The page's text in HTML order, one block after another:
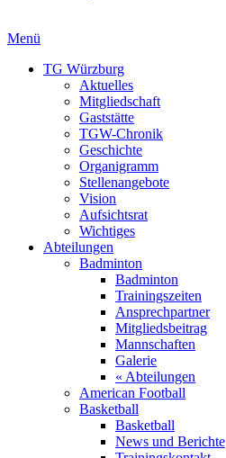
Menü
TG Würzburg
Aktuelles
Mitgliedschaft
Gaststätte
TGW-Chronik
Geschichte
Organigramm
Stellenangebote
Vision
Aufsichtsrat
Wichtiges
Abteilungen
Badminton
Badminton
Trainingszeiten
Ansprechpartner
Mitgliedsbeitrag
Mannschaften
Galerie
« Abteilungen
American Football
Basketball
Basketball
News und Berichte